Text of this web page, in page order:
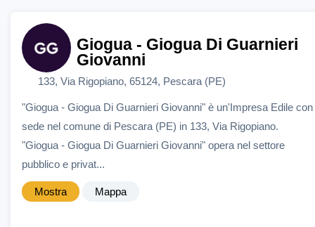
Giogua - Giogua Di Guarnieri
Giovanni
133, Via Rigopiano, 65124, Pescara (PE)
"Giogua - Giogua Di Guarnieri Giovanni" è un'Impresa Edile con
sede nel comune di Pescara (PE) in 133, Via Rigopiano.
"Giogua - Giogua Di Guarnieri Giovanni" opera nel settore
pubblico e privat...
Mostra Mappa